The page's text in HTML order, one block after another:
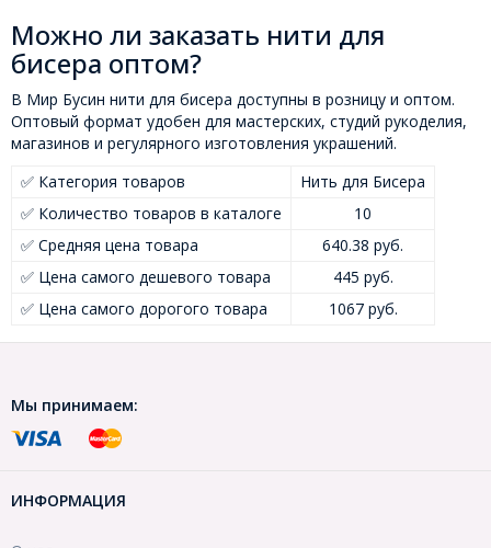
Можно ли заказать нити для
бисера оптом?
В Мир Бусин нити для бисера доступны в розницу и оптом.
Оптовый формат удобен для мастерских, студий рукоделия,
магазинов и регулярного изготовления украшений.
✅ Категория товаров
Нить для Бисера
✅ Количество товаров в каталоге
10
✅ Средняя цена товара
640.38 руб.
✅ Цена самого дешевого товара
445 руб.
✅ Цена самого дорогого товара
1067 руб.
Мы принимаем:
ИНФОРМАЦИЯ